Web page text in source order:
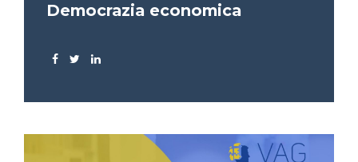
Democrazia economica